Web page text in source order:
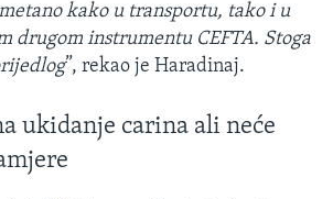
kako u transportu, tako i u
drugom instrumentu CEFTA. Stoga
”, rekao je Haradinaj.
ukidanje carina ali neće